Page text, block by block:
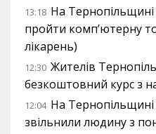
13:18 На
пройти комп’ютерну
лікарень)
12:30 Жителів
безкоштовний курс з
12:04 На
звільнили людину з